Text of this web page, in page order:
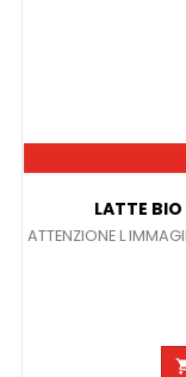
LATTE
ATTENZIONE L